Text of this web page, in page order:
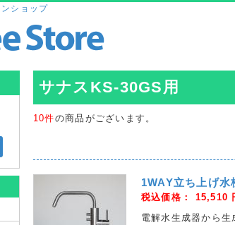
ショップ
サナスKS-30GS用
10件の商品がございます。
1WAY立ち上げ水
税込価格： 15,510
電解水生成器から